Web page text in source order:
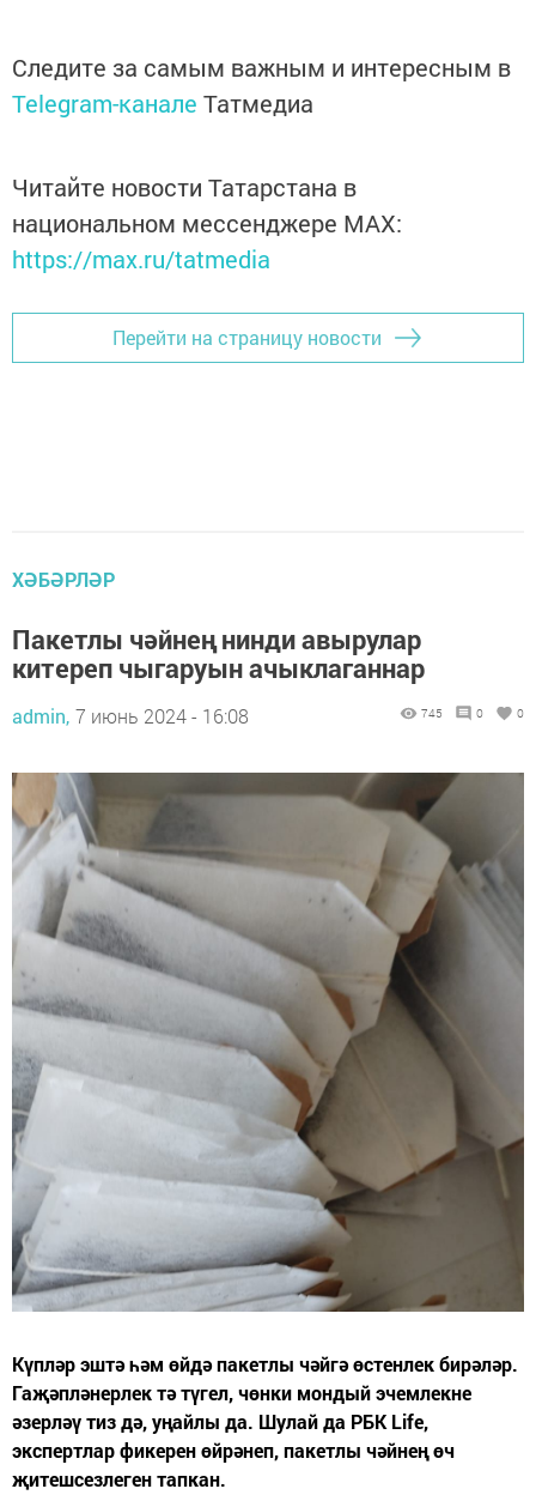
Следите за самым важным и интересным в
Telegram-канале Татмедиа
Читайте новости Татарстана в
национальном мессенджере MАХ:
https://max.ru/tatmedia
Перейти на страницу новости
ХӘБӘРЛӘР
Пакетлы чәйнең нинди авырулар
китереп чыгаруын ачыклаганнар
admin, 7 июнь 2024 - 16:08 745 0 0
Күпләр эштә һәм өйдә пакетлы чәйгә өстенлек бирәләр.
Гаҗәпләнерлек тә түгел, чөнки мондый эчемлекне
әзерләү тиз дә, уңайлы да. Шулай да РБК Life,
экспертлар фикерен өйрәнеп, пакетлы чәйнең өч
җитешсезлеген тапкан.